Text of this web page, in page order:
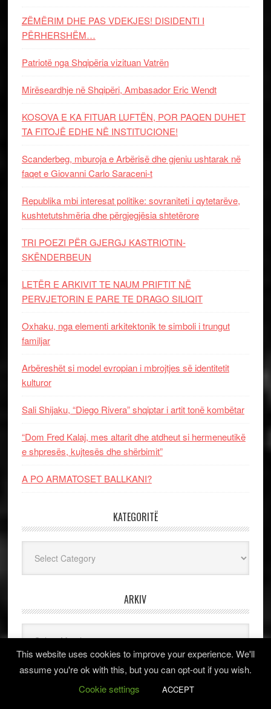
ZËMËRIM DHE PAS VDEKJES! DISIDENTI I
PËRHERSHËM…
Patriotë nga Shqipëria vizituan Vatrën
Mirëseardhje në Shqipëri, Ambasador Eric Wendt
KOSOVA E KA FITUAR LUFTËN, POR PAQEN DUHET
TA FITOJË EDHE NË INSTITUCIONE!
Scanderbeg, mburoja e Arbërisë dhe gjeniu ushtarak në
faqet e Giovanni Carlo Saraceni-t
Republika mbi interesat politike: sovraniteti i qytetarëve,
kushtetutshmëria dhe përgjegjësia shtetërore
TRI POEZI PËR GJERGJ KASTRIOTIN-
SKËNDERBEUN
LETËR E ARKIVIT TE NAUM PRIFTIT NË
PERVJETORIN E PARE TE DRAGO SILIQIT
Oxhaku, nga elementi arkitektonik te simboli i trungut
familjar
Arbëreshët si model evropian i mbrojtjes së identitetit
kulturor
Sali Shijaku, “Diego Rivera” shqiptar i artit tonë kombëtar
“Dom Fred Kalaj, mes altarit dhe atdheut si hermeneutikë
e shpresës, kujtesës dhe shërbimit”
A PO ARMATOSET BALLKANI?
KATEGORITË
ARKIV
This website uses cookies to improve your experience. We'll
assume you're ok with this, but you can opt-out if you wish.
Cookie settings
ACCEPT